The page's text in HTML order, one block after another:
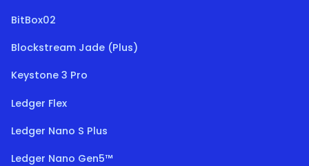
BitBox02
Blockstream Jade (Plus)
Keystone 3 Pro
Ledger Flex
Ledger Nano S Plus
Ledger Nano Gen5™